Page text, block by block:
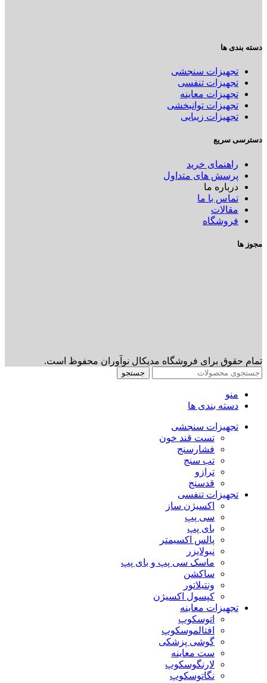
دسته بندی ها
تجهیزات سنجشی
تجهیزات تنفسی
تجهیزات معاینه
تجهیزات توانبخشی
تجهیزات زیبایی
دسترسی سریع
راهنمای خرید
پرسش های متداول
درباره ما
تماس با ما
مقالات
فروشگاه
مجوز ها
تمام حقوق برای فروشگاه مدیکال نوآوران محفوظ است.
جستجو
منو
دسته بندی ها
تجهیزات سنجشی
تست قند خون
فشارسنج
تب سنج
ترازو
قدسنج
تجهیزات تنفسی
اکسیژن ساز
سی پپ
بای پپ
پالس اکسیمتر
نبولایزر
ماسک سی پپ و بای پپ
ساکشن
ونتیلاتور
کپسول اکسیژن
تجهیزات معاینه
اتوسکوپ
افتالموسکوپ
گوشی پزشکی
ست معاینه
لارنگوسکوپ
نگاتوسکوپ